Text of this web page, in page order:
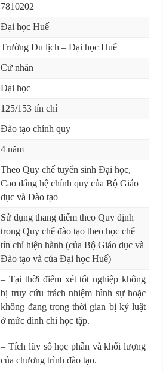
7810202
Đại học Huế
Trường Du lịch – Đại học Huế
Cử nhân
Đại học
125/153 tín chỉ
Đào tạo chính quy
4 năm
Theo Quy chế tuyển sinh Đại học,
Cao đẳng hệ chính quy của Bộ Giáo
dục và Đào tạo
Sử dụng thang điểm theo Quy định
trong Quy chế đào tạo theo học chế
tín chỉ hiện hành (của Bộ Giáo dục và
Đào tạo và của Đại học Huế)
– Tại thời điểm xét tốt nghiệp không
bị truy cứu trách nhiệm hình sự hoặc
không đang trong thời gian bị kỷ luật
ở mức đình chỉ học tập.
– Tích lũy số học phần và khối lượng
của chương trình đào tạo.